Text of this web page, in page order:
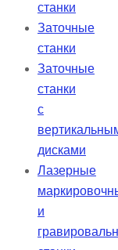
станки
Заточные
станки
Заточные
станки
с
дисками
Лазерные
и